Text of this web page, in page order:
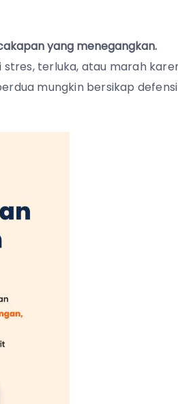
yang menegangkan.
stres, terluka, atau marah
mungkin bersikap